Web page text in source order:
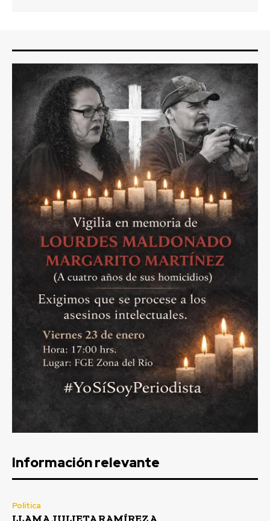
Información relevante
Política